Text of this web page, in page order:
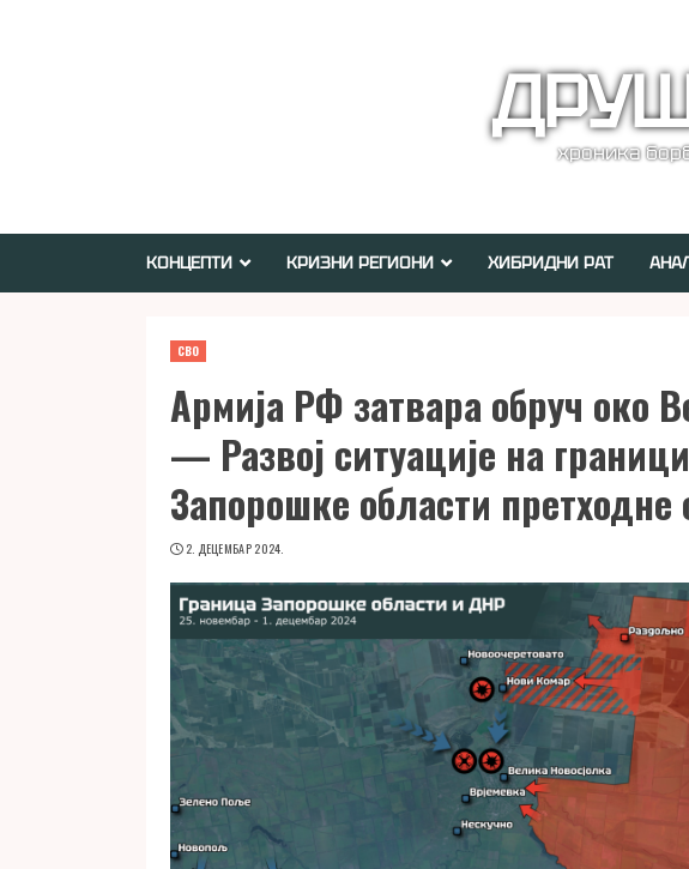
хроника
КОНЦЕПТИ КРИЗНИ РЕГИОНИ ХИБРИДНИ РАТ
СВО
Армија РФ затвара обруч око
— Развој ситуације на
Запорошке области
2. ДЕЦЕМБАР 2024.